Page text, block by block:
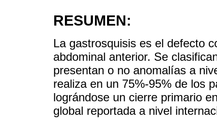
RESUMEN:
La gastrosquisis es el defecto
abdominal anterior. Se
presentan o no anomalías a
realiza en un 75%-95% de los
lográndose un cierre primario
global reportada a nivel